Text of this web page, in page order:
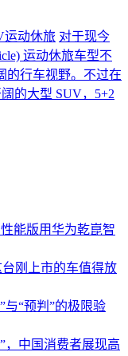
运动休旅 对于现今
运动休旅车型不
的行车视野。不过在
的大型 SUV，5+2
能版用华为乾崑智
刚上市的车值得放
与“预判”的极限验
，中国消费者展现高